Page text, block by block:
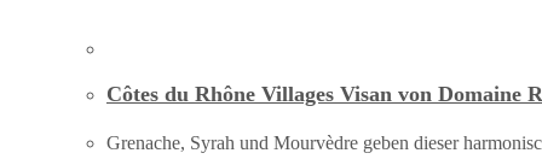
Côtes du Rhône Villages Visan von Domaine
Grenache, Syrah und Mourvèdre geben dieser